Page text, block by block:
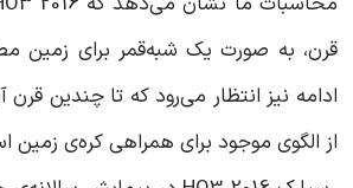
قرن، به صورت یک شبه‌قمر برای زمین
ادامه نیز انتظار می‌رود که تا چندین قرن
از الگوی موجود برای همراهی کره‌ی زمین